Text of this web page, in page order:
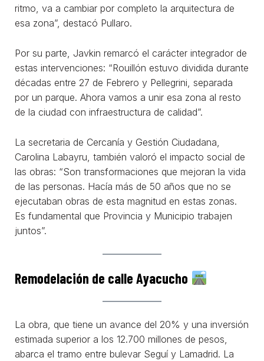
ritmo, va a cambiar por completo la arquitectura de
esa zona”, destacó Pullaro.
Por su parte, Javkin remarcó el carácter integrador de
estas intervenciones: “Rouillón estuvo dividida durante
décadas entre 27 de Febrero y Pellegrini, separada
por un parque. Ahora vamos a unir esa zona al resto
de la ciudad con infraestructura de calidad”.
La secretaria de Cercanía y Gestión Ciudadana,
Carolina Labayru, también valoró el impacto social de
las obras: “Son transformaciones que mejoran la vida
de las personas. Hacía más de 50 años que no se
ejecutaban obras de esta magnitud en estas zonas.
Es fundamental que Provincia y Municipio trabajen
juntos”.
Remodelación de calle Ayacucho
La obra, que tiene un avance del 20% y una inversión
estimada superior a los 12.700 millones de pesos,
abarca el tramo entre bulevar Seguí y Lamadrid. La